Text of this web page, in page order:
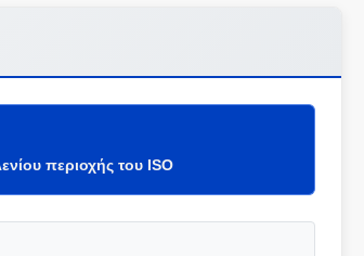
περιοχής του ISO